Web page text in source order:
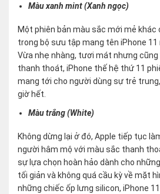
Màu xanh mint (Xanh ngọc)
Một phiên bản màu sắc mới mẻ khác
trong bộ sưu tập mang tên iPhone 11
Vừa nhẹ nhàng, tươi mát nhưng cũng
thanh thoát, iPhone thế hệ thứ 11
mang tới cho người dùng sự trẻ
giờ hết.
Màu trắng (White)
Không dừng lại ở đó, Apple tiếp tục
người hâm mộ với màu sắc thanh
sự lựa chọn hoàn hảo dành cho
tối giản và không quá cầu kỳ về mặt
những chiếc ốp lưng silicon, iPhone